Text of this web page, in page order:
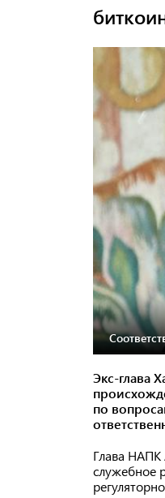
Экс-глава
по
Глава НАПК
служебное